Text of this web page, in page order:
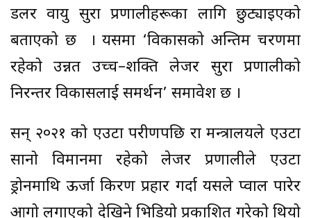
डलर वायु सुरक्षा प्रणालीहरूका लागि छुट्याइएको
बताएको छ । यसमा ‘विकासको अन्तिम चरणमा
रहेको उन्नत उच्च–शक्ति लेजर सुरक्षा प्रणालीको
निरन्तर विकासलाई समर्थन’ समावेश छ ।
सन् २०२१ को एउटा परीक्षणपछि रक्षा मन्त्रालयले एउटा
सानो विमानमा रहेको लेजर प्रणालीले एउटा
ड्रोनमाथि ऊर्जा किरण प्रहार गर्दा यसले प्वाल पारेर
आगो लगाएको देखिने भिडियो प्रकाशित गरेको थियो